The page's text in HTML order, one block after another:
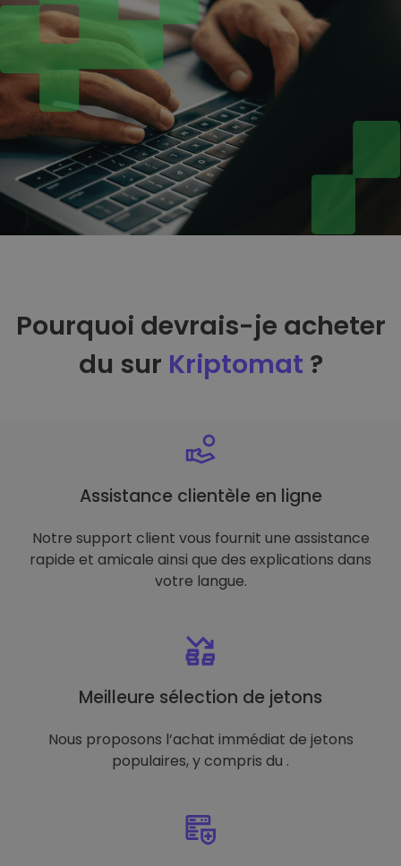
Pourquoi devrais-je acheter
du sur Kriptomat ?
Assistance clientèle en ligne
Notre support client vous fournit une assistance
rapide et amicale ainsi que des explications dans
votre langue.
Meilleure sélection de jetons
Nous proposons l’achat immédiat de jetons
populaires, y compris du .